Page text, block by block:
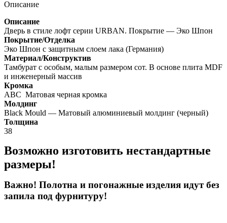
Описание
Описание
Дверь в стиле лофт серии URBAN. Покрытие — Эко Шпон
Покрытие/Отделка
Эко Шпон с защитным слоем лака (Германия)
Материал/Конструктив
Тамбурат с особым, малым размером сот. В основе плита MDF
и инженерный массив
Кромка
ABC Матовая черная кромка
Молдинг
Black Mould — Матовый алюминиевый молдинг (черный)
Толщина
38
Возможно изготовить нестандартные
размеры!
Важно! Полотна и погонажные изделия идут без
запила под фурнитуру!